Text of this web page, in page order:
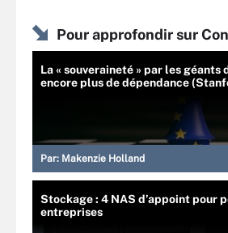
Pour approfondir sur
La « souveraineté » par les géants
encore plus de dépendance
Par: Makenzie Holland
Stockage : 4 NAS d’appoint pour
entreprises